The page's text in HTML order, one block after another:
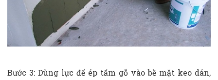
Bước 3: Dùng lực để ép tấm gỗ vào bề mặt keo dán,